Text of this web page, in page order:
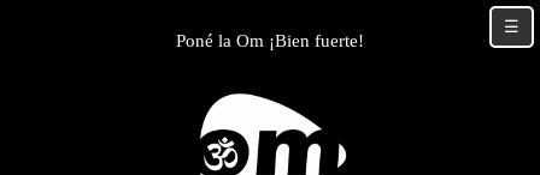
Poné la Om ¡Bien fuerte!
☰